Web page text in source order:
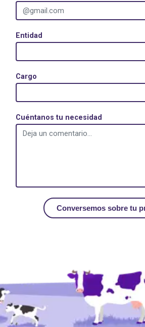
Entidad
Cargo
Cuéntanos tu necesidad